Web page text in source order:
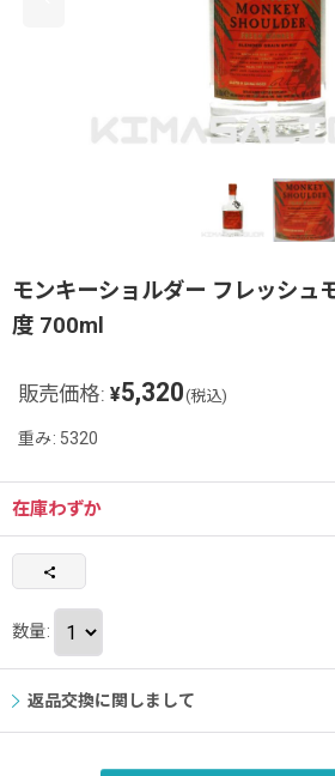
モンキーショルダー フレッシュ
度 700ml
販売価格: ¥5,320(税込)
重み: 5320
在庫わずか
数量:
返品交換に関しまして